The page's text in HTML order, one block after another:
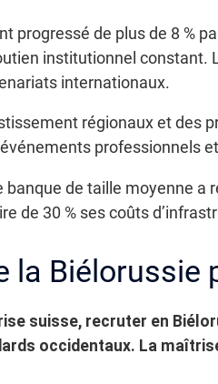
progressé de plus de 8 %
institutionnel constant.
internationaux.
régionaux et des
professionnels
banque de taille moyenne a
de 30 % ses coûts
la Biélorussie
suisse, recruter en
occidentaux. La